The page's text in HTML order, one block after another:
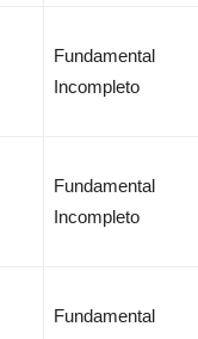
Fundamental
Incompleto
Fundamental
Incompleto
Fundamental